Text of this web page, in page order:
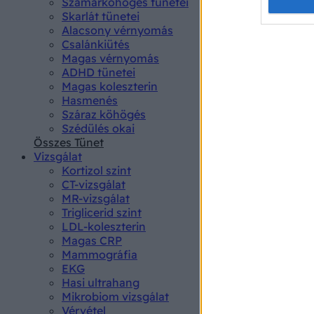
Skarlát tünetei
Alacsony vérnyomás
Csalánkiütés
Magas vérnyomás
ADHD tünetei
Magas koleszterin
Hasmenés
Száraz köhögés
Szédülés okai
Összes Tünet
Vizsgálat
Kortizol szint
CT-vizsgálat
MR-vizsgálat
Triglicerid szint
LDL-koleszterin
Magas CRP
Mammográfia
EKG
Hasi ultrahang
Mikrobiom vizsgálat
Vérvétel